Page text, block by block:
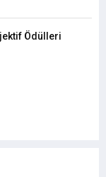
Ödülleri